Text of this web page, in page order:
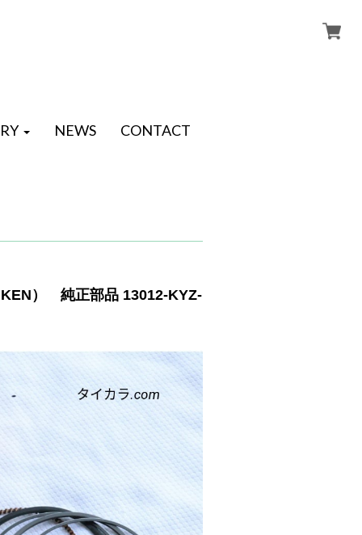
NEWS CONTACT
） 純正部品 13012-KYZ-